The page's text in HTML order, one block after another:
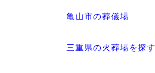
亀山市の葬儀場
三重県の火葬場を探す